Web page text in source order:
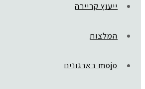
ייעוץ קריירה
המלצות
mojo בארגונים